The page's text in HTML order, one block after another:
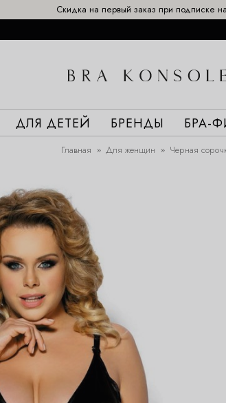
Скидка на первый заказ при подписке
ДЛЯ ДЕТЕЙ БРЕНДЫ БРА-
Главная Для женщин Черная